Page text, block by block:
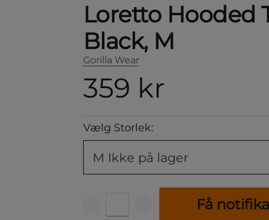
Loretto Hooded
Black, M
Gorilla Wear
359 kr
Vælg Storlek:
M Ikke på lager
Få